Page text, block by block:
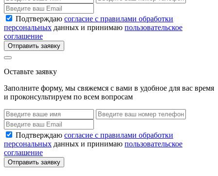
Подтверждаю согласие с правилами обработки
персональных данных и принимаю пользовательское
соглашение
Отправить заявку
Оставьте заявку
Заполните форму, мы свяжемся с вами в удобное для вас время
и проконсультируем по всем вопросам
Подтверждаю согласие с правилами обработки
персональных данных и принимаю пользовательское
соглашение
Отправить заявку